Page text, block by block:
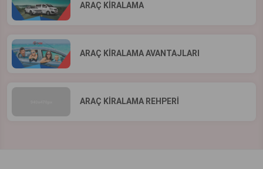
ARAÇ KİRALAMA
ARAÇ KİRALAMA AVANTAJLARI
ARAÇ KİRALAMA REHPERİ